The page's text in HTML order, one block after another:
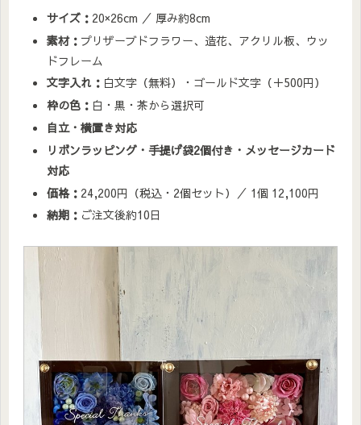
サイズ： 20×26cm ／ 厚み約8cm
素材： プリザーブドフラワー、造花、アクリル板、ウッ
ドフレーム
文字入れ： 白文字（無料）・ゴールド文字（＋500円）
枠の色： 白・黒・茶から選択可
自立・横置き対応
リボンラッピング・手提げ袋2個付き・メッセージカード
対応
価格： 24,200円（税込・2個セット）／ 1個 12,100円
納期： ご注文後約10日